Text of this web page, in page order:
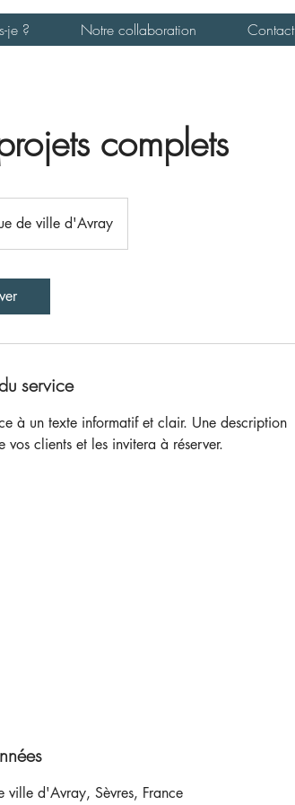
je ? Notre collaboration Contact
complets
de ville d'Avray
service
à un texte informatif et clair. Une description
clients et les invitera à réserver.
d'Avray, Sèvres, France